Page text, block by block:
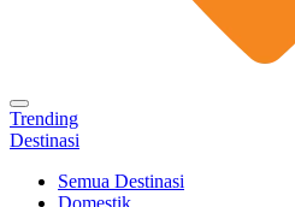
Trending
Destinasi
Semua Destinasi
Domestik